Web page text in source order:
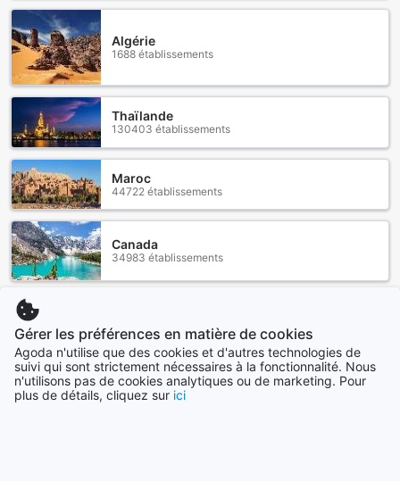
Algérie
1688 établissements
Thaïlande
130403 établissements
Maroc
44722 établissements
Canada
34983 établissements
Tout voir
Villes en vogue
Gérer les préférences en matière de cookies
Agoda n'utilise que des cookies et d'autres technologies de
suivi qui sont strictement nécessaires à la fonctionnalité. Nous
n'utilisons pas de cookies analytiques ou de marketing. Pour
plus de détails, cliquez sur ici